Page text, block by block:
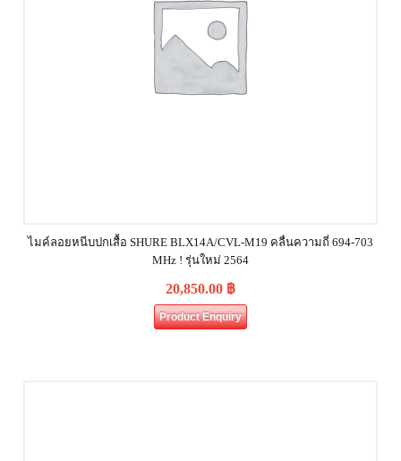
ไมค์ลอยหนีบปกเสื้อ SHURE BLX14A/CVL-M19 คลื่นความถี่ 694-703
MHz ! รุ่นใหม่ 2564
20,850.00 ฿
Product Enquiry